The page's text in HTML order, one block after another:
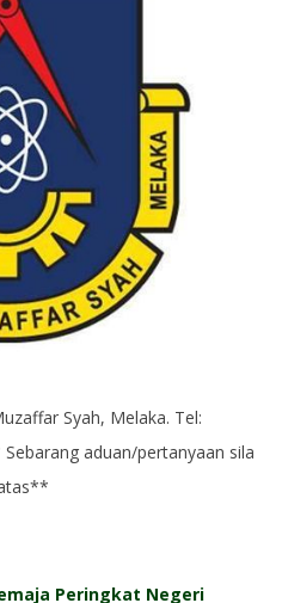
Syah, Melaka. Tel:
aduan/pertanyaan sila
Peringkat Negeri